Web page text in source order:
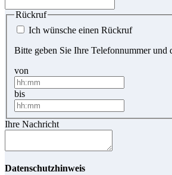
Rückruf
Ich wünsche einen Rückruf
Bitte geben Sie Ihre Telefonnummer und
von
bis
Ihre Nachricht
Datenschutzhinweis